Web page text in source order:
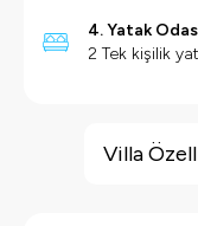
4. Yatak
2 Tek kişilik
Villa